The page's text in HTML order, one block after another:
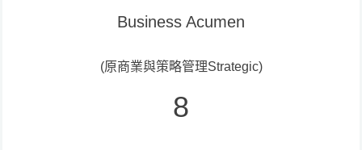
Business Acumen
(原商業與策略管理Strategic)
8